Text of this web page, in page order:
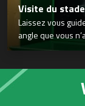
Visite du
Laissez vous
angle que vous